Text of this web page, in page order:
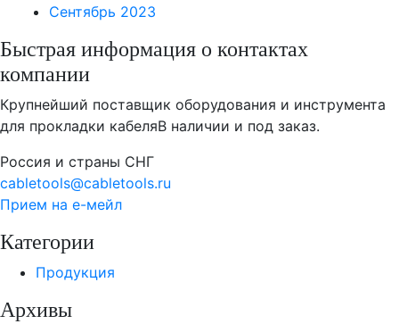
Сентябрь 2023
Быстрая информация о контактах
компании
Крупнейший поставщик оборудования и инструмента
для прокладки кабеляВ наличии и под заказ.
Россия и страны СНГ
cabletools@cabletools.ru
Прием на е-мейл
Категории
Продукция
Архивы